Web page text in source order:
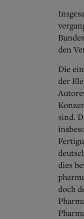
den
Die
der
sind.
dies
doch